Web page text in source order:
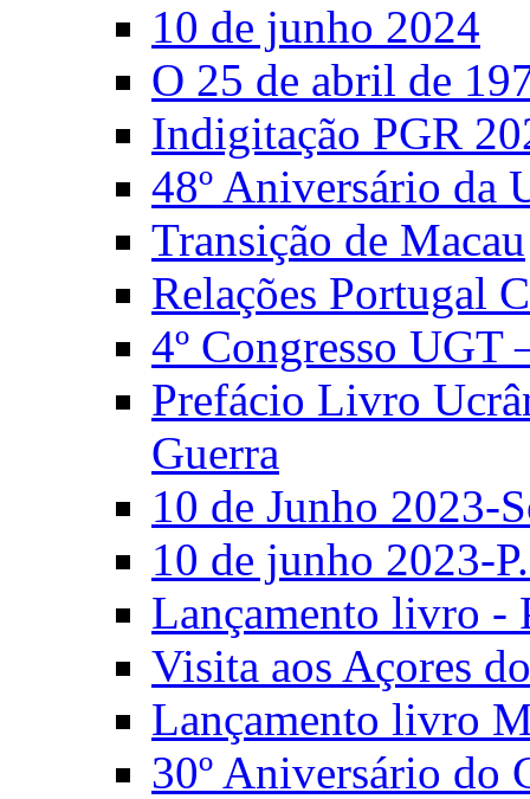
10 de junho 2024
O 25 de abril de
Indigitação PGR
48º Aniversário da
Transição de Macau
Relações Portugal
4º Congresso UGT
Prefácio Livro
Guerra
10 de Junho 2023-
10 de junho 2023-
Lançamento livro -
Visita aos Açores
Lançamento livro
30º Aniversário do